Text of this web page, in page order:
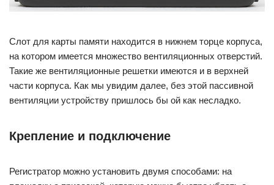
Слот для карты памяти находится в нижнем торце корпуса,
на котором имеется множество вентиляционных отверстий.
Такие же вентиляционные решетки имеются и в верхней
части корпуса. Как мы увидим далее, без этой пассивной
вентиляции устройству пришлось бы ой как несладко.
Крепление и подключение
Регистратор можно установить двумя способами: на